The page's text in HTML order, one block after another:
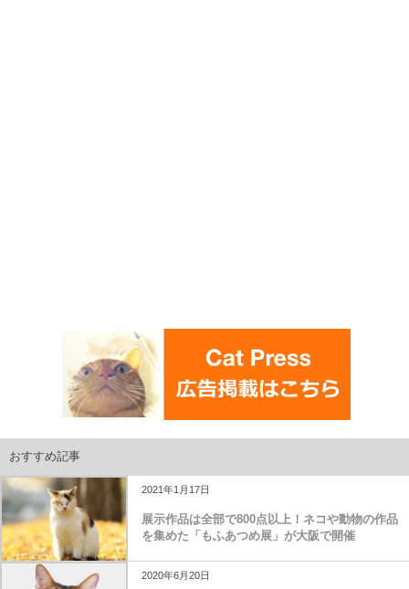
おすすめ記事
2021年1月17日
展示作品は全部で800点以上！ネコや動物の作品
を集めた「もふあつめ展」が大阪で開催
2020年6月20日